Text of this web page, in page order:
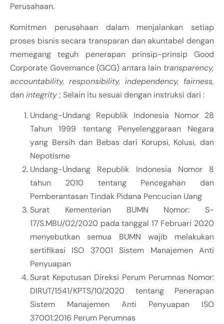
Perusahaan.
Komitmen perusahaan dalam menjalankan setiap
proses bisnis secara transparan dan akuntabel dengan
memegang teguh penerapan prinsip-prinsip Good
Corporate Governance (GCG) antara lain transparency,
accountability, responsibility, independency, fairness,
danintegrity ; Selain itu sesuai dengan instruksi dari :
Undang-Undang Republik Indonesia Nomor 28
Tahun 1999 tentang Penyelenggaraan Negara
yang Bersih dan Bebas dari Korupsi, Kolusi, dan
Nepotisme
Undang-Undang Republik Indonesia Nomor 8
tahun 2010 tentang Pencegahan dan
Pemberantasan Tindak Pidana Pencucian Uang
Surat Kementerian BUMN Nomor: S-
17/S.MBU/02/2020 pada tanggal 17 Februari 2020
menyebutkan semua BUMN wajib melakukan
sertifikasi ISO 37001 Sistem Manajemen Anti
Penyuapan
Surat Keputusan Direksi Perum Perumnas Nomor:
DIRUT/1541/KPTS/10/2020 tentang Penerapan
Sistem Manajemen Anti Penyuapan ISO
37001:2016 Perum Perumnas